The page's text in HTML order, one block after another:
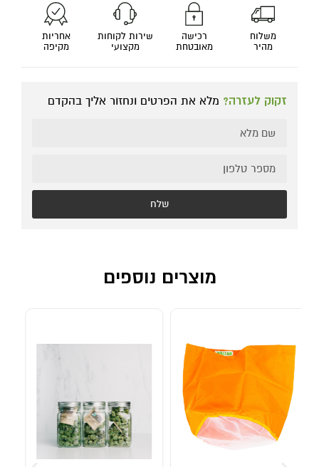
משלוח
מהיר
רכישה
מאובטחת
שירות לקוחות
מקצועי
אחריות
מקיפה
זקוק לעזרה? מלא את הפרטים ונחזור אליך בהקדם
שלח
מוצרים נוספים